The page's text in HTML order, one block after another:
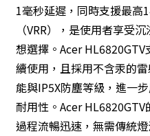
1毫秒延遲，同時支援最高
（VRR），是使用者享受
想選擇。Acer
續使用，且採用不含汞的
能與IP5X防塵等級，進一
耐用性。Acer
過程流暢迅速，無需傳統